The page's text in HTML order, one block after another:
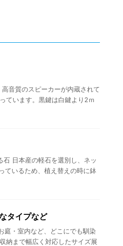
音質のスピーカーが内蔵されて
ています。黒鍵は白鍵より2ｍ
日本産の軽石を選別し、ネッ
ているため、植え替えの時に鉢
タイプなど
庭・室内など、どこにでも馴染
納まで幅広く対応したサイズ展